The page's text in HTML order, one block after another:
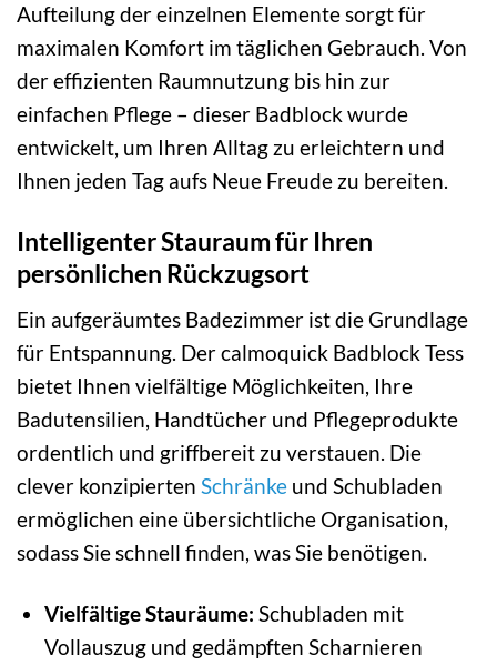
Aufteilung der einzelnen Elemente sorgt für
maximalen Komfort im täglichen Gebrauch. Von
der effizienten Raumnutzung bis hin zur
einfachen Pflege – dieser Badblock wurde
entwickelt, um Ihren Alltag zu erleichtern und
Ihnen jeden Tag aufs Neue Freude zu bereiten.
Intelligenter Stauraum für Ihren
persönlichen Rückzugsort
Ein aufgeräumtes Badezimmer ist die Grundlage
für Entspannung. Der calmoquick Badblock Tess
bietet Ihnen vielfältige Möglichkeiten, Ihre
Badutensilien, Handtücher und Pflegeprodukte
ordentlich und griffbereit zu verstauen. Die
clever konzipierten Schränke und Schubladen
ermöglichen eine übersichtliche Organisation,
sodass Sie schnell finden, was Sie benötigen.
Vielfältige Stauräume: Schubladen mit
Vollauszug und gedämpften Scharnieren